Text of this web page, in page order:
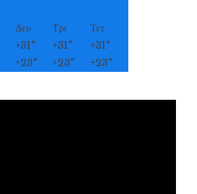
Δευ Τρι
Τετ
+31° +31° +31°
+23° +23° +23°